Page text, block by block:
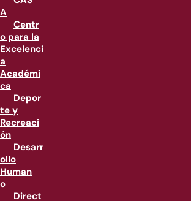
A
Centr
o para la
Excelenci
a
Académi
ca
Depor
te y
Recreaci
ón
Desarr
ollo
Human
o
Direct